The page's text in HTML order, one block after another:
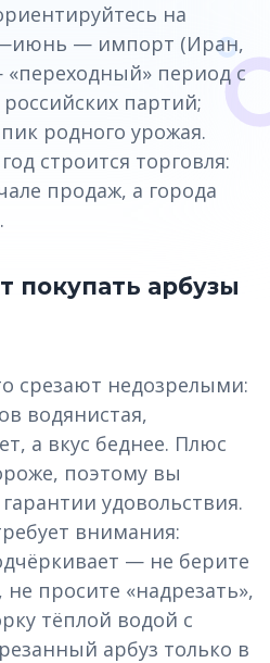
на
— импорт (Иран,
период с
партий;
родного урожая.
строится торговля:
продаж, а города
покупать арбузы
срезают недозрелыми:
водянистая,
а вкус беднее. Плюс
поэтому вы
удовольствия.
внимания:
— не берите
просите «надрезать»,
тёплой водой с
арбуз только в